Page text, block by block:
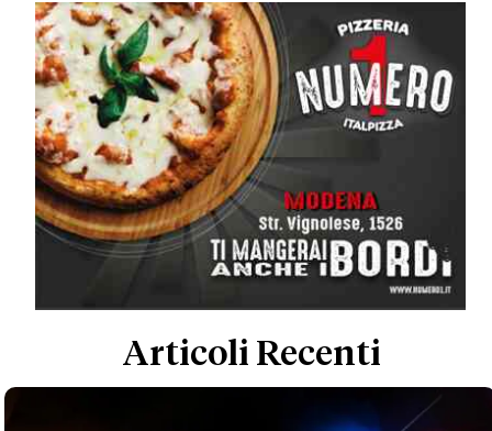
Articoli Recenti